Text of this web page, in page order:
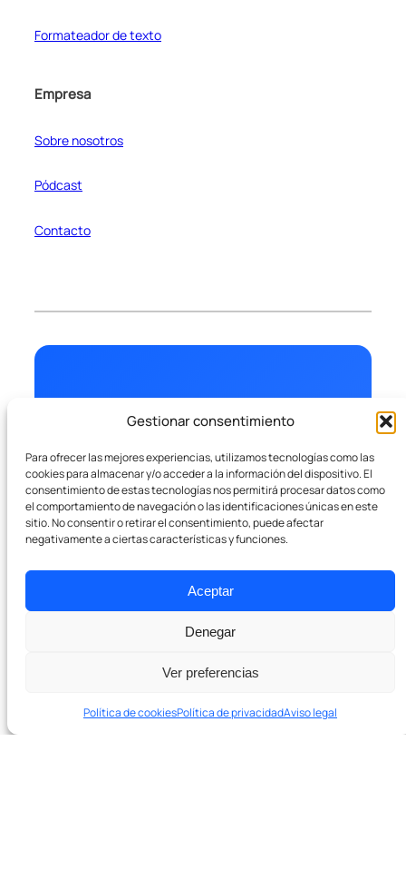
Gestionar consentimiento
Para ofrecer las mejores experiencias, utilizamos tecnologías como las
cookies para almacenar y/o acceder a la información del dispositivo. El
consentimiento de estas tecnologías nos permitirá procesar datos como
el comportamiento de navegación o las identificaciones únicas en este
sitio. No consentir o retirar el consentimiento, puede afectar
negativamente a ciertas características y funciones.
Aceptar
Denegar
Ver preferencias
Política de cookiesPolítica de privacidadAviso legal
Formateador de texto
Empresa
Sobre nosotros
Pódcast
Contacto
minutos. Sin compromiso.
Hablar con el equipo →